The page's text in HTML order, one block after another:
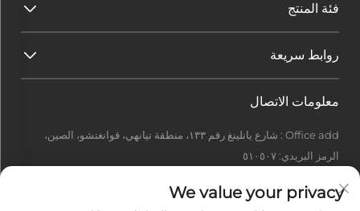
فئة المنتج
روابط سريعة
معلومات الاتصال
Office add : شارع يانلينغ رقم ١٣٣، منطقة تيانهي، قوانغتشو، الصين،
الرمز البريدي: ٥١٠٥٠٧
+86-13922415049
We value your privacy